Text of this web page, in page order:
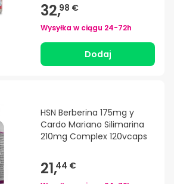
32,98 €
Wysyłka w ciągu 24-72h
Dodaj
HSN Berberina 175mg y
Cardo Mariano Silimarina
210mg Complex 120vcaps
21,44 €